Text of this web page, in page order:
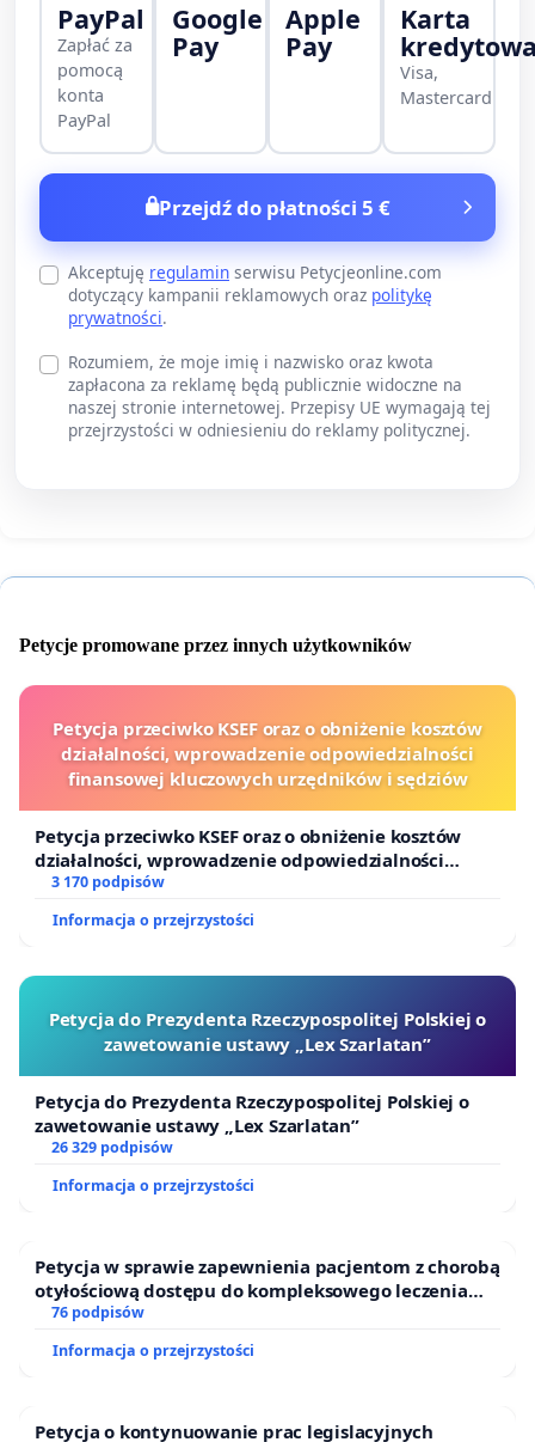
PayPal
Zapłać za
pomocą
konta
PayPal
Google
Pay
Apple
Pay
Karta
Visa,
Mastercard
Przejdź do płatności 5 €
Akceptuję regulamin serwisu Petycjeonline.com
dotyczący kampanii reklamowych oraz politykę
prywatności.
Rozumiem, że moje imię i nazwisko oraz kwota
zapłacona za reklamę będą publicznie widoczne na
naszej stronie internetowej. Przepisy UE wymagają tej
przejrzystości w odniesieniu do reklamy politycznej.
Petycje promowane przez innych użytkowników
Petycja przeciwko KSEF oraz o obniżenie kosztów
działalności, wprowadzenie odpowiedzialności
finansowej kluczowych urzędników i sędziów
Petycja przeciwko KSEF oraz o obniżenie kosztów
działalności, wprowadzenie odpowiedzialności
finansowej kluczowych urzędników i sędziów
3 170 podpisów
Informacja o przejrzystości
Petycja do Prezydenta Rzeczypospolitej Polskiej o
zawetowanie ustawy „Lex Szarlatan”
Petycja do Prezydenta Rzeczypospolitej Polskiej o
zawetowanie ustawy „Lex Szarlatan”
26 329 podpisów
Informacja o przejrzystości
Petycja w sprawie zapewnienia pacjentom z chorobą
otyłościową dostępu do kompleksowego leczenia
oraz programów profilaktycznych.
76 podpisów
Informacja o przejrzystości
Petycja o kontynuowanie prac legislacyjnych